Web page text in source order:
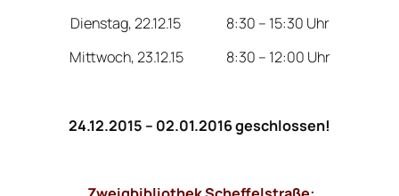
Dienstag, 22.12.15 8:30 – 15:30 Uhr
Mittwoch, 23.12.15 8:30 – 12:00 Uhr
24.12.2015 – 02.01.2016 geschlossen!